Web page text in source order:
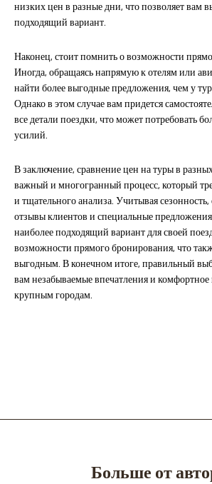
низких цен в разные дни, что позволяет вам
подходящий вариант.
Наконец, стоит помнить о возможности
Иногда, обращаясь напрямую к отелям или
найти более выгодные предложения, чем у
Однако в этом случае вам придется
все детали поездки, что может потребовать
усилий.
В заключение, сравнение цен на туры в
важный и многогранный процесс, который
и тщательного анализа. Учитывая сезонность,
отзывы клиентов и специальные
наиболее подходящий вариант для своей
возможности прямого бронирования, что
выгодным. В конечном итоге, правильный
вам незабываемые впечатления и
крупным городам.
Больше от